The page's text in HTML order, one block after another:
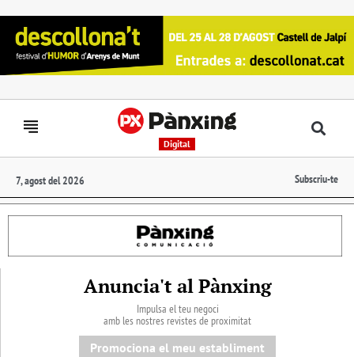
Digital
7, agost del 2026 Subscriu-te
Anuncia't al Pànxing
Impulsa el teu negoci
amb les nostres revistes de proximitat
Promociona el meu establiment